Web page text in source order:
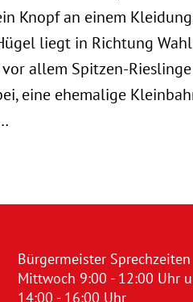
Knopf an einem
liegt in Richtung
allem Spitzen-
eine ehemalige
Bürgermeister Sprechzeiten
Mittwoch 9:00 - 12:00 Uhr
14:00 - 16:00 Uhr